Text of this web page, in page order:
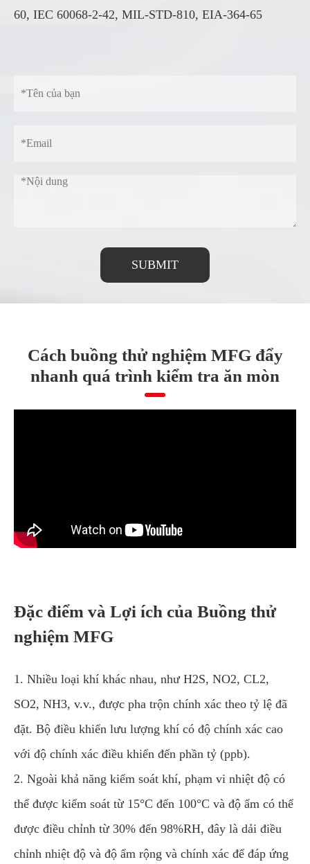
60, IEC 60068-2-42, MIL-STD-810, EIA-364-65
SUBMIT
Cách buồng thử nghiệm MFG đẩy
nhanh quá trình kiểm tra ăn mòn
Đặc điểm và Lợi ích của Buồng thử
nghiệm MFG
1. Nhiều loại khí khác nhau, như H2S, NO2, CL2,
SO2, NH3, v.v., được pha trộn chính xác theo tỷ lệ đã
đặt. Bộ điều khiển lưu lượng khí có độ chính xác cao
với độ chính xác điều khiển đến phần tỷ (ppb).
2. Ngoài khả năng kiểm soát khí, phạm vi nhiệt độ có
thể được kiểm soát từ 15°C đến 100°C và độ ẩm có thể
được điều chỉnh từ 30% đến 98%RH, đây là dải điều
chỉnh nhiệt độ và độ ẩm rộng và chính xác để đáp ứng